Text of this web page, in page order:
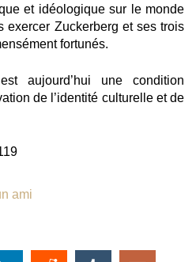
et idéologique sur le monde
exercer Zuckerberg et ses trois
fortunés.
aujourd’hui une condition
de l’identité culturelle et de
ami